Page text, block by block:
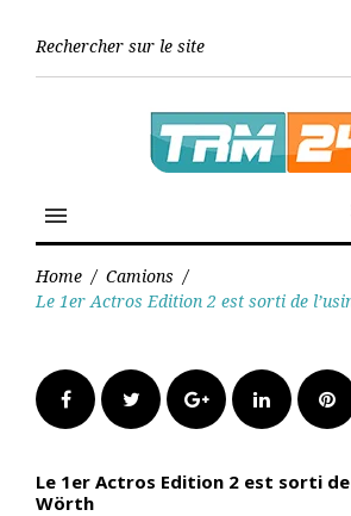
menu
Home / Camions /
Le 1er Actros Edition 2 est sorti de
FacebookTwitter Google+LinkedIn
Le 1er Actros Edition 2 est sorti de
Wörth